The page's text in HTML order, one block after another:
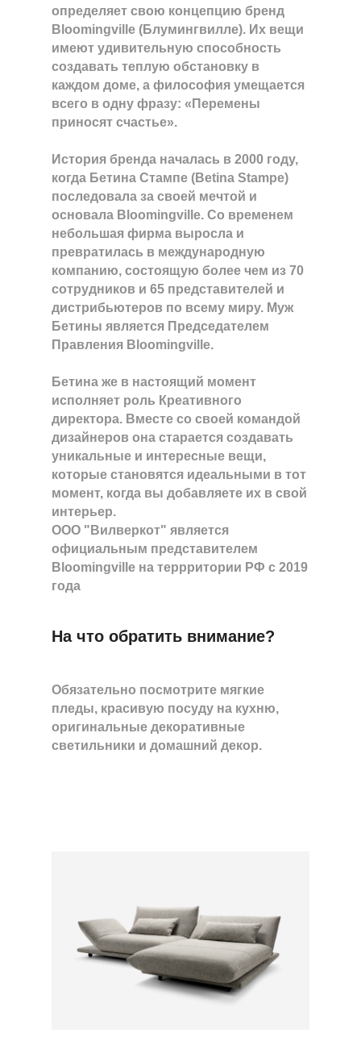
определяет свою концепцию бренд
Bloomingville (Блумингвилле). Их вещи
имеют удивительную способность
создавать теплую обстановку в
каждом доме, а философия умещается
всего в одну фразу: «Перемены
приносят счастье».
История бренда началась в 2000 году,
когда Бетина Стампе (Betina Stampe)
последовала за своей мечтой и
основала Bloomingville. Со временем
небольшая фирма выросла и
превратилась в международную
компанию, состоящую более чем из 70
сотрудников и 65 представителей и
дистрибьютеров по всему миру. Муж
Бетины является Председателем
Правления Bloomingville.
Бетина же в настоящий момент
исполняет роль Креативного
директора. Вместе со своей командой
дизайнеров она старается создавать
уникальные и интересные вещи,
которые становятся идеальными в тот
момент, когда вы добавляете их в свой
интерьер.
ООО "Вилверкот" является
официальным представителем
Bloomingville на террритории РФ с 2019
года
На что обратить внимание?
Обязательно посмотрите мягкие
пледы, красивую посуду на кухню,
оригинальные декоративные
светильники и домашний декор.